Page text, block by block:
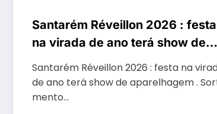
Santarém Réveillon 2026 : festa
na virada de ano terá show de
aparelhagem
Santarém Réveillon 2026 : festa na
de ano terá show de aparelhagem .
mento…